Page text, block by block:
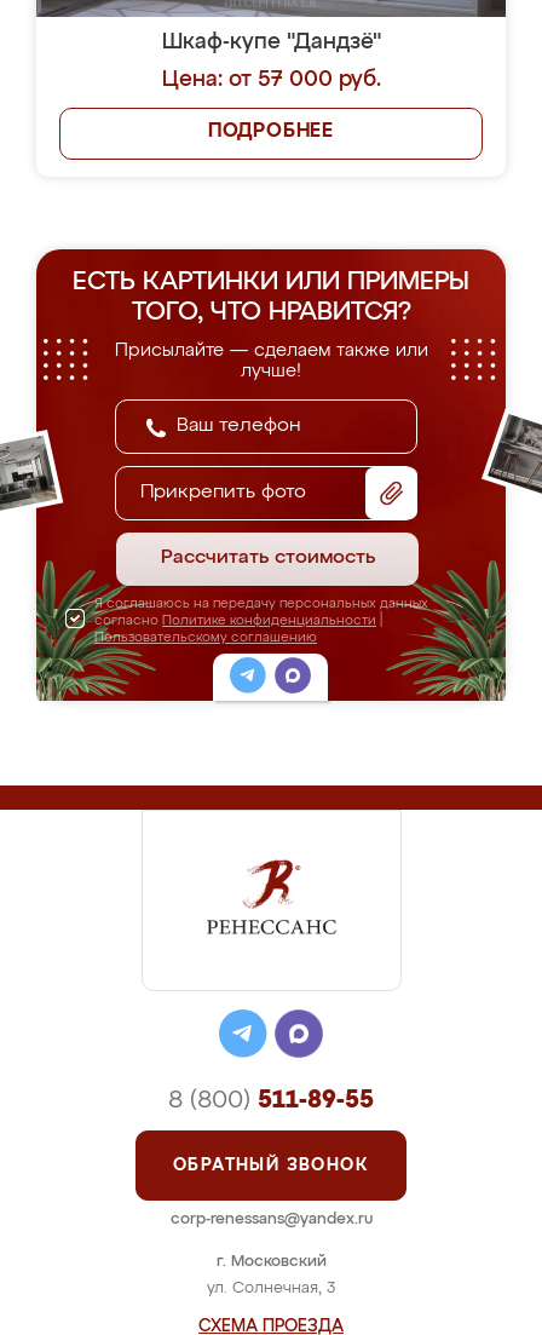
Шкаф-купе "Дандзё"
Цена: от 57 000 руб.
ПОДРОБНЕЕ
ЕСТЬ КАРТИНКИ ИЛИ ПРИМЕРЫ
ТОГО, ЧТО НРАВИТСЯ?
Присылайте — сделаем также или
лучше!
Прикрепить фото
Рассчитать стоимость
Я соглашаюсь на передачу персональных данных
согласно Политике конфиденциальности
Пользовательскому соглашению
г. Московский
ул. Солнечная, 3
СХЕМА ПРОЕЗДА
8 (800) 511-89-55
ОБРАТНЫЙ ЗВОНОК
corp-renessans@yandex.ru